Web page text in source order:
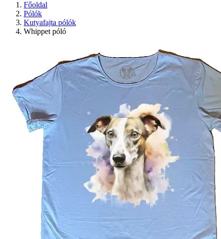
Főoldal
Pólók
Kutyafajta pólók
Whippet póló